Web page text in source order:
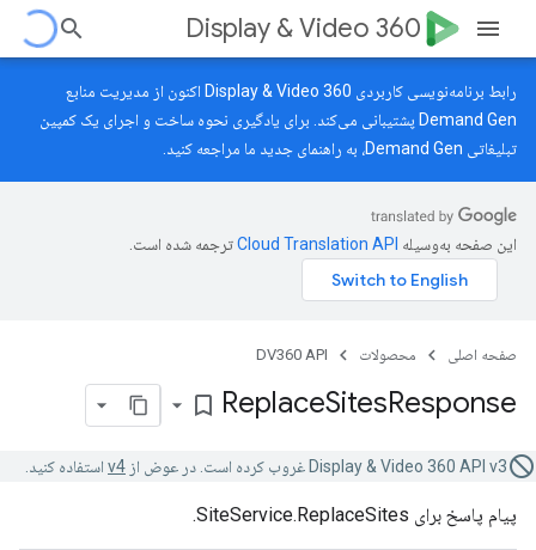
Display & Video 360
رابط برنامه‌نویسی کاربردی Display & Video 360 اکنون از مدیریت منابع
Demand Gen پشتیبانی می‌کند. برای یادگیری نحوه ساخت و اجرای یک کمپین
تبلیغاتی Demand Gen، به
راهنمای جدید ما مراجعه کنید.
این صفحه به‌وسیله ترجمه شده است.
صفحه اصلی محصولات DV360 API
ReplaceSitesResponse
bookmark_border
Display & Video 360 API v3 غروب کرده است. در عوض از v4 استفاده کنید.
پیام پاسخ برای SiteService.ReplaceSites.